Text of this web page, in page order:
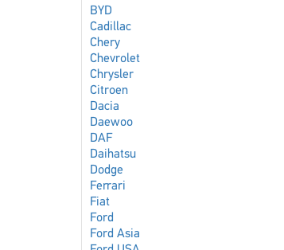
BYD
Cadillac
Chery
Chevrolet
Chrysler
Citroen
Dacia
Daewoo
DAF
Daihatsu
Dodge
Ferrari
Fiat
Ford
Ford Asia